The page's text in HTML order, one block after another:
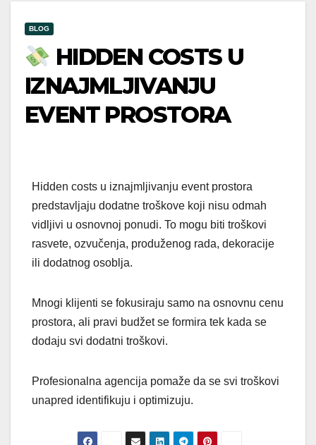
BLOG
HIDDEN COSTS U
IZNAJMLJIVANJU
EVENT PROSTORA
Hidden costs u iznajmljivanju event prostora
predstavljaju dodatne troškove koji nisu odmah
vidljivi u osnovnoj ponudi. To mogu biti troškovi
rasvete, ozvučenja, produženog rada, dekoracije
ili dodatnog osoblja.
Mnogi klijenti se fokusiraju samo na osnovnu cenu
prostora, ali pravi budžet se formira tek kada se
dodaju svi dodatni troškovi.
Profesionalna agencija pomaže da se svi troškovi
unapred identifikuju i optimizuju.